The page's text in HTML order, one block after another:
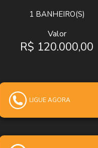
1 BANHEIRO(S)
Valor
R$ 120.000,00
LIGUE AGORA